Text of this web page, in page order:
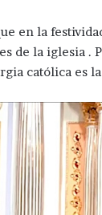
en la
de la iglesia
católica es